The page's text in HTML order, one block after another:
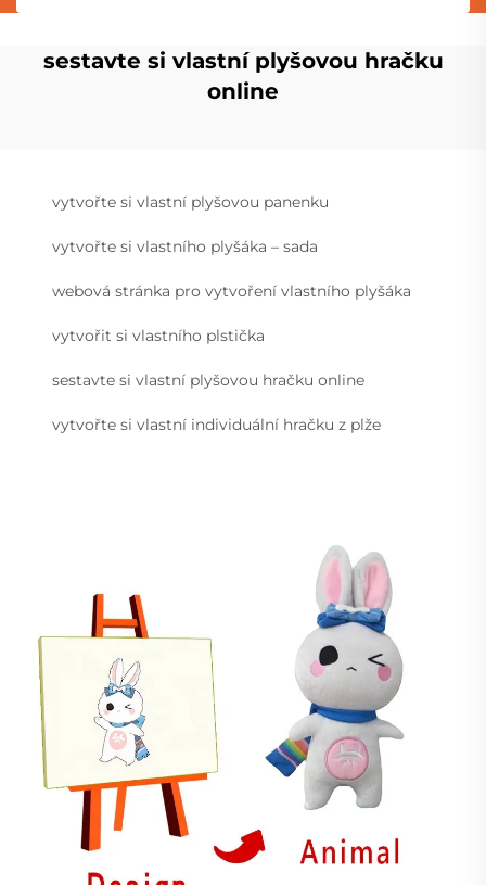
sestavte si vlastní plyšovou hračku
online
vytvořte si vlastní plyšovou panenku
vytvořte si vlastního plyšáka – sada
webová stránka pro vytvoření vlastního plyšáka
vytvořit si vlastního plstička
sestavte si vlastní plyšovou hračku online
vytvořte si vlastní individuální hračku z plže